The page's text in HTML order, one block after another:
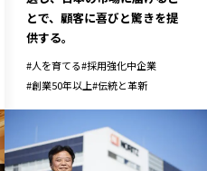
とで、顧客に喜びと驚きを提
供する。
#人を育てる#採用強化中企業
#創業50年以上#伝統と革新